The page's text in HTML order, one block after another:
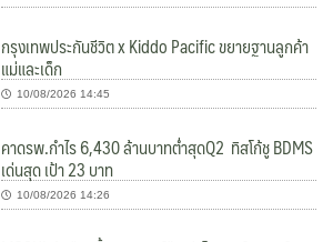
กรุงเทพประกันชีวิต x Kiddo Pacific ขยายฐานลูกค้า
แม่และเด็ก
10/08/2026 14:45
คาดรพ.กำไร 6,430 ล้านบาทต่ำสุดQ2 ทิสโก้ชู BDMS
เด่นสุด เป้า 23 บาท
10/08/2026 14:26